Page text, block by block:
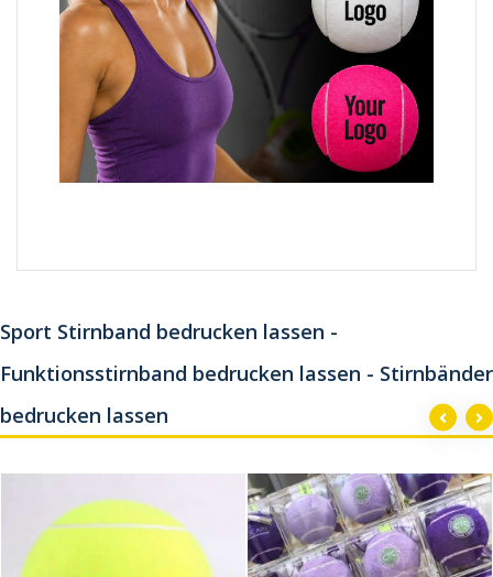
Sport Stirnband bedrucken lassen -
Funktionsstirnband bedrucken lassen - Stirnbänder
bedrucken lassen